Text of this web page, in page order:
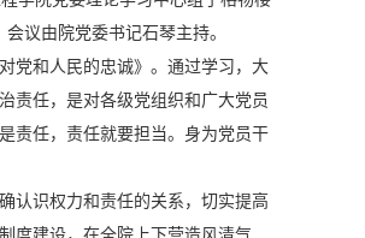
议由院党委书记石琴主持。
党和人民的忠诚》。通过学习，大
责任，是对各级党组织和广大党员
责任，责任就要担当。身为党员干
认识权力和责任的关系，切实提高